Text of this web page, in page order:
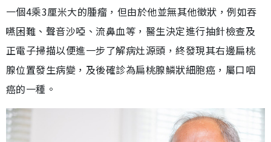
一個4乘3厘米大的腫瘤，但由於他並無其他徵狀，例如吞
嚥困難、聲音沙啞、流鼻血等，醫生決定進行抽針檢查及
正電子掃描以便進一步了解病灶源頭，終發現其右邊扁桃
腺位置發生病變，及後確診為扁桃腺鱗狀細胞癌，屬口咽
癌的一種。